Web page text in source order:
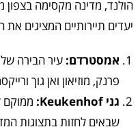
הולנד, מדינה מקסימה בצפון
יעדים תיירותיים המציגים
אמסטרדם: עיר הבירה של
פרנק, מוזיאון ואן גוך
גני Keukenhof:
שבאים לחזות בתצוגות